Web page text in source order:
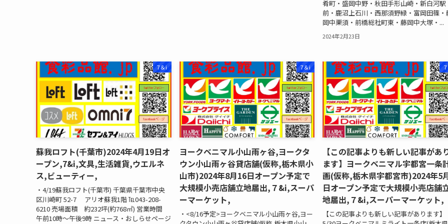
肴町・盛岡中野・秋田手形山崎・新白河駅
前・鹿沼上石川・西那須野緑・富岡田篠・
岡中栗須・前橋総社町東・藤岡中大塚・...
2024年2月23日
7＆i
蘇我ロフト(千葉市)2024年4月19日オ
ープン,7&i,文具,生活雑貨,ウエルネ
ス,ビューティー,
・4/19蘇我ロフト(千葉市) 千葉県千葉市中央
区川崎町 52-7 アリオ蘇我1階 ℡043-208-
6210 売場面積 約232坪(約768㎡) 営業時間
午前10時～午後9時 ニュース・おしらせページ
7＆i
ヨークベニマル小山雨ヶ谷,ヨークタ
ウン小山雨ヶ谷貸店舗(仮称,栃木県小
山市)2024年8月16日オープン予定で
大規模小売店舗立地届出,７&i,スーパ
ーマーケット,
・<8/16予定>ヨークベニマル小山雨ヶ谷,ヨー
【この記事よりも新しい記事があ
ます】ヨークベニマル宇都宮一条
画(仮称,栃木県宇都宮市)2024年5
日オープン予定で大規模小売店舗
地届出,７&i,スーパーマーケット,
【この記事よりも新しい記事があります】